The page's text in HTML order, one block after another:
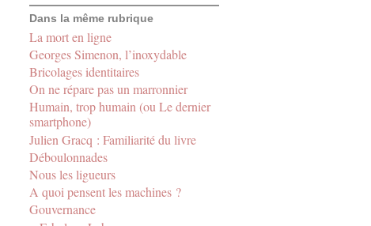
Dans la même rubrique
La mort en ligne
Georges Simenon, l’inoxydable
Bricolages identitaires
On ne répare pas un marronnier
Humain, trop humain (ou Le dernier
smartphone)
Julien Gracq : Familiarité du livre
Déboulonnades
Nous les ligueurs
A quoi pensent les machines ?
Gouvernance